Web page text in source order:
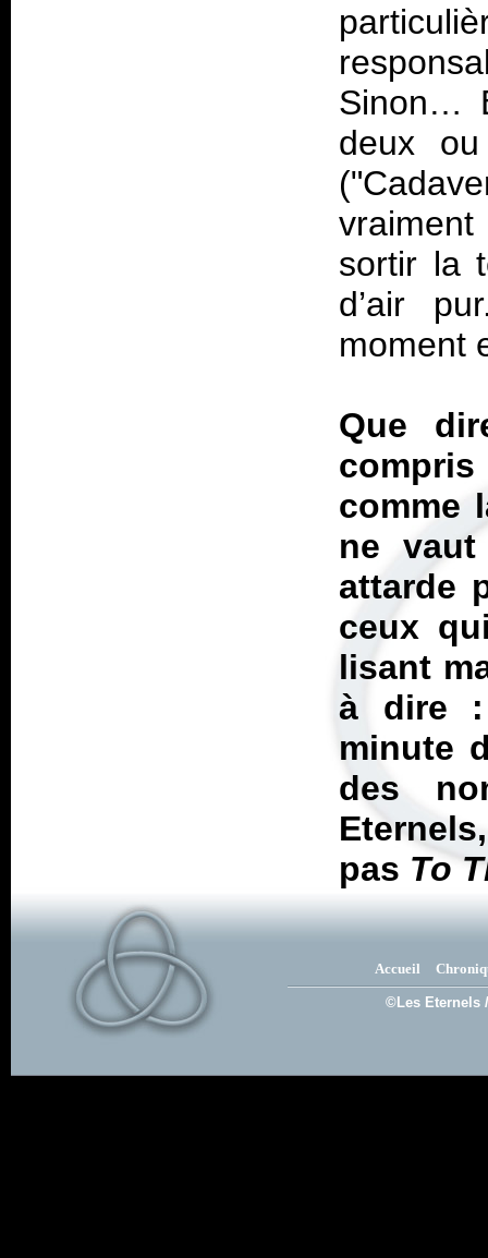
Sinon…
deux
sortir la
d’air
moment
Que
comme
ne vaut
attarde
ceux
lisant
à dire :
minute
des
pas To
Accueil
©Les Eternels